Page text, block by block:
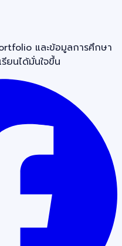
และข้อมูลการศึกษา
ยนได้มั่นใจขึ้น